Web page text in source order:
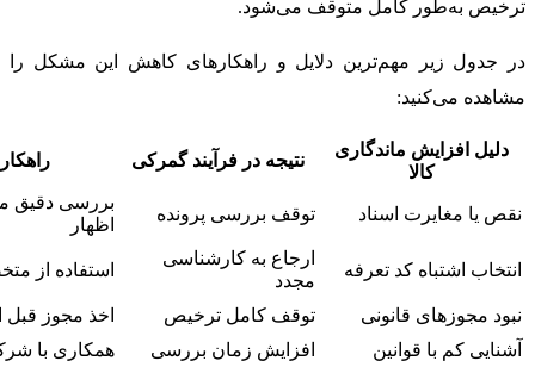
ترخیص به‌طور کامل متوقف می‌شود.
در جدول زیر مهم‌ترین دلایل و راهکارهای کاهش این مشکل را
مشاهده می‌کنید:
دلیل افزایش ماندگاری
کالا
نتیجه در فرآیند گمرکی
نقص یا مغایرت اسناد توقف بررسی پرونده
بررسی دقیق
اظهار
انتخاب اشتباه کد تعرفه
ارجاع به کارشناسی
مجدد
استفاده از
نبود مجوزهای قانونی توقف کامل ترخیص
اخذ مجوز قبل
آشنایی کم با قوانین
افزایش زمان بررسی همکاری با